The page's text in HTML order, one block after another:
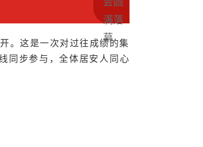
。这是一次对过往成绩的集
同步参与，全体居安人同心